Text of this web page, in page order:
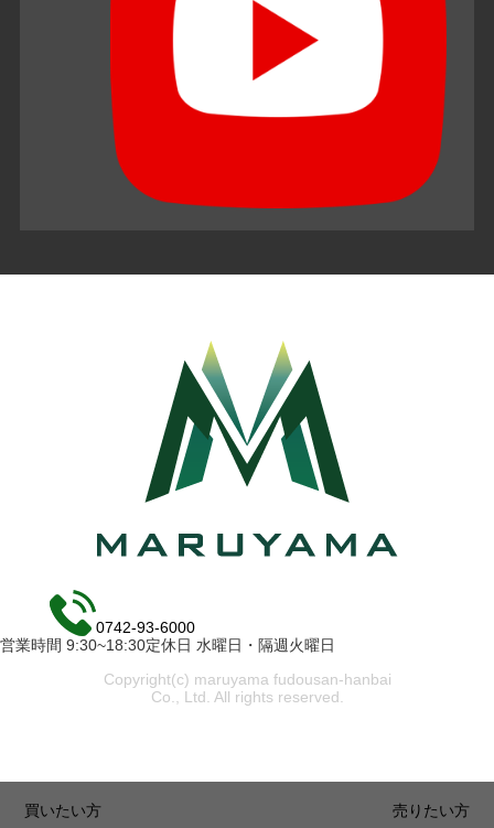
0742-93-6000
営業時間 9:30~18:30定休日 水曜日・隔週火曜日
Copyright(c) maruyama fudousan-hanbai
Co., Ltd. All rights reserved.
買いたい方 売りたい方